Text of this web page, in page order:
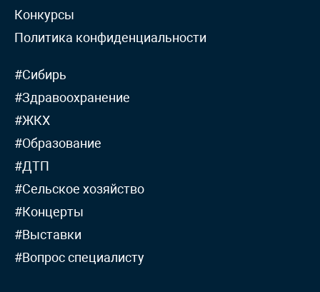
Конкурсы
Политика конфиденциальности
#Сибирь
#Здравоохранение
#ЖКХ
#Образование
#ДТП
#Сельское хозяйство
#Концерты
#Выставки
#Вопрос специалисту